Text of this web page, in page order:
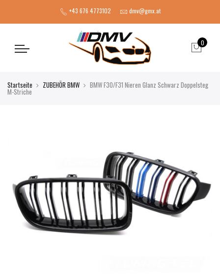
+43 676 4773102 dmv@gmx.at
0
Startseite ZUBEHÖR BMW BMW F30/F31 Nieren Glanz Schwarz Doppelsteg
M-Striche